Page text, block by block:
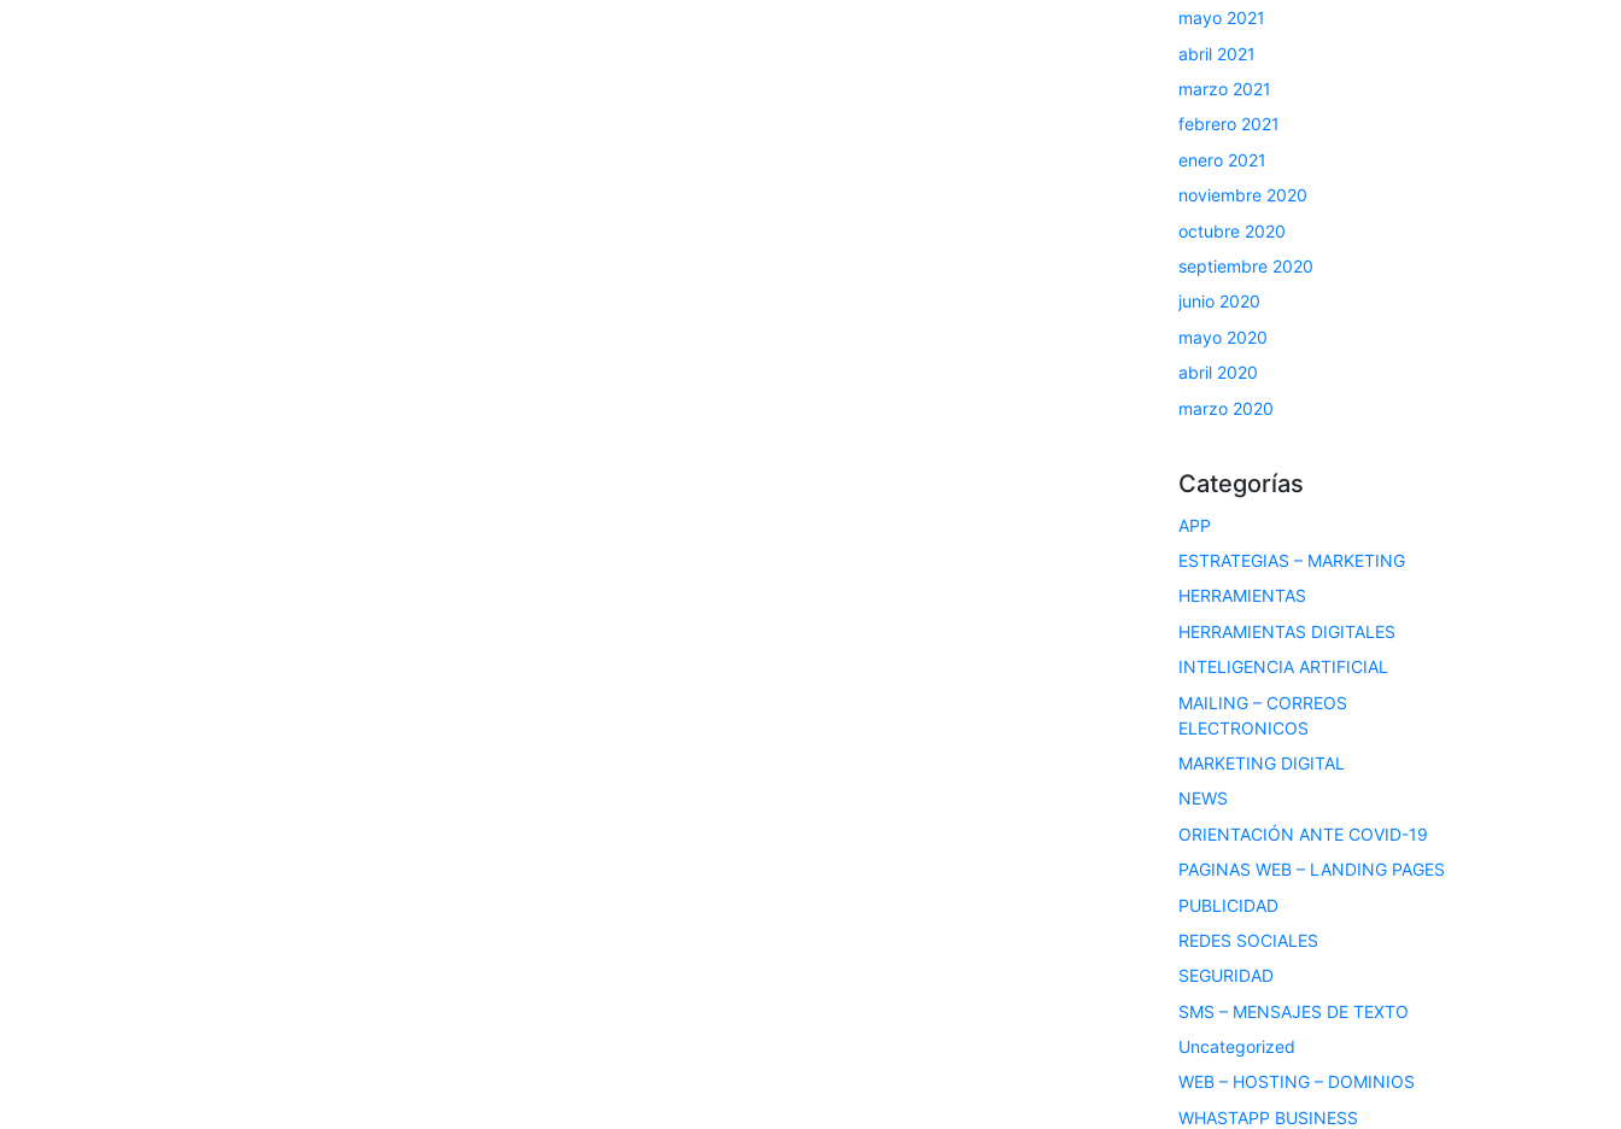
mayo 2021
abril 2021
marzo 2021
febrero 2021
enero 2021
noviembre 2020
octubre 2020
septiembre 2020
junio 2020
mayo 2020
abril 2020
marzo 2020
Categorías
APP
ESTRATEGIAS – MARKETING
HERRAMIENTAS
HERRAMIENTAS DIGITALES
INTELIGENCIA ARTIFICIAL
MAILING – CORREOS
ELECTRONICOS
MARKETING DIGITAL
NEWS
ORIENTACIÓN ANTE COVID-19
PAGINAS WEB – LANDING PAGES
PUBLICIDAD
REDES SOCIALES
SEGURIDAD
SMS – MENSAJES DE TEXTO
Uncategorized
WEB – HOSTING – DOMINIOS
WHASTAPP BUSINESS